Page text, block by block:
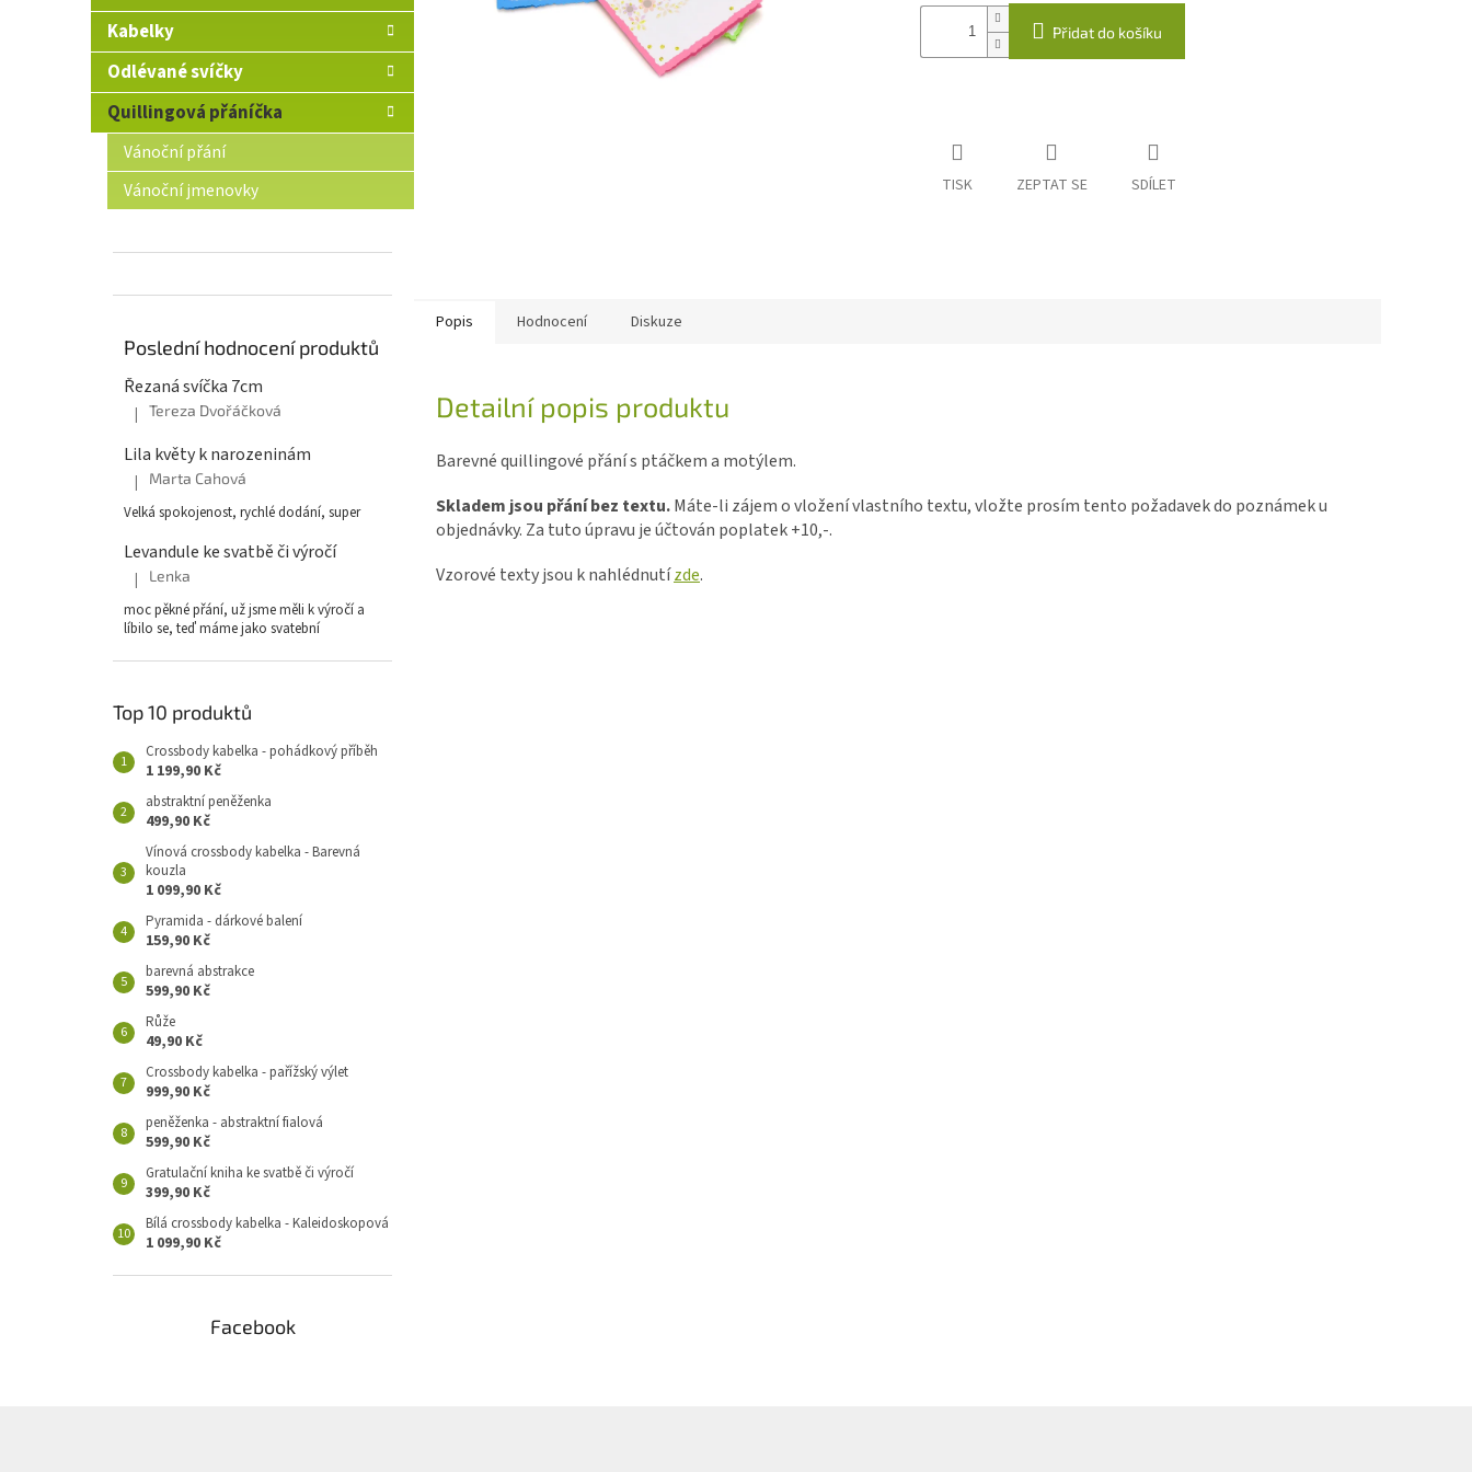
n
Kabelky
Odlévané svíčky
Quillingová přáníčka
Vánoční přání
Vánoční jmenovky
Poslední hodnocení produktů
Řezaná svíčka 7cm
Hodnocení produktu je 5 z 5 hvězdiček.
| Tereza Dvořáčková
Lila květy k narozeninám
Hodnocení produktu je 5 z 5 hvězdiček.
| Marta Cahová
Velká spokojenost, rychlé dodání, super
Levandule ke svatbě či výročí
Hodnocení produktu je 5 z 5 hvězdiček.
| Lenka
moc pěkné přání, už jsme měli k výročí a
líbilo se, teď máme jako svatební
Top 10 produktů
Crossbody kabelka - pohádkový příběh
1 199,90 Kč
abstraktní peněženka
499,90 Kč
Vínová crossbody kabelka - Barevná
kouzla
1 099,90 Kč
Pyramida - dárkové balení
159,90 Kč
barevná abstrakce
599,90 Kč
Růže
49,90 Kč
Crossbody kabelka - pařížský výlet
999,90 Kč
peněženka - abstraktní fialová
599,90 Kč
Gratulační kniha ke svatbě či výročí
399,90 Kč
Bílá crossbody kabelka - Kaleidoskopová
1 099,90 Kč
Facebook
Přidat do košíku
TISK ZEPTAT SE SDÍLET
Popis Hodnocení Diskuze
Detailní popis produktu
Barevné quillingové přání s ptáčkem a motýlem.
Skladem jsou přání bez textu.Máte-li zájem o vložení vlastního textu, vložte prosím tento požadavek do poznámek u
objednávky. Za tuto úpravu je účtován poplatek +10,-.
Vzorové texty jsou k nahlédnutízde.